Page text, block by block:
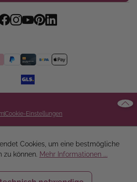
Cookie-Einstellungen
Cookies, um eine bestmögliche
zu können. Mehr Informationen ...